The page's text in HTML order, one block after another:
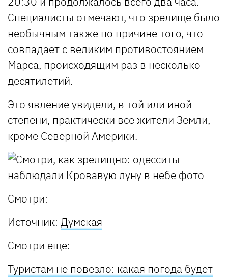
Специалисты отмечают, что зрелище было
необычным также по причине того, что
совпадает с великим противостоянием
Марса, происходящим раз в несколько
десятилетий.
Это явление увидели, в той или иной
степени, практически все жители Земли,
кроме Северной Америки.
Смотри:
Источник: Думская
Смотри еще:
Туристам не повезло: какая погода будет